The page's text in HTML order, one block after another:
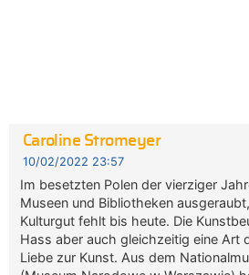
Caroline Stromeyer
10/02/2022 23:57
Im besetzten Polen der vierziger
Museen und Bibliotheken
Kulturgut fehlt bis heute. Die
Hass aber auch gleichzeitig eine Art
Liebe zur Kunst. Aus dem